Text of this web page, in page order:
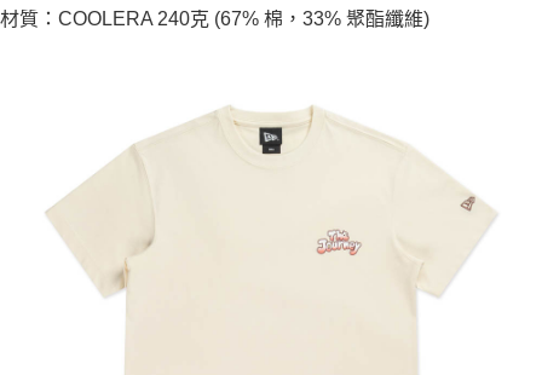
材質：COOLERA 240克 (67% 棉，33% 聚酯纖維)